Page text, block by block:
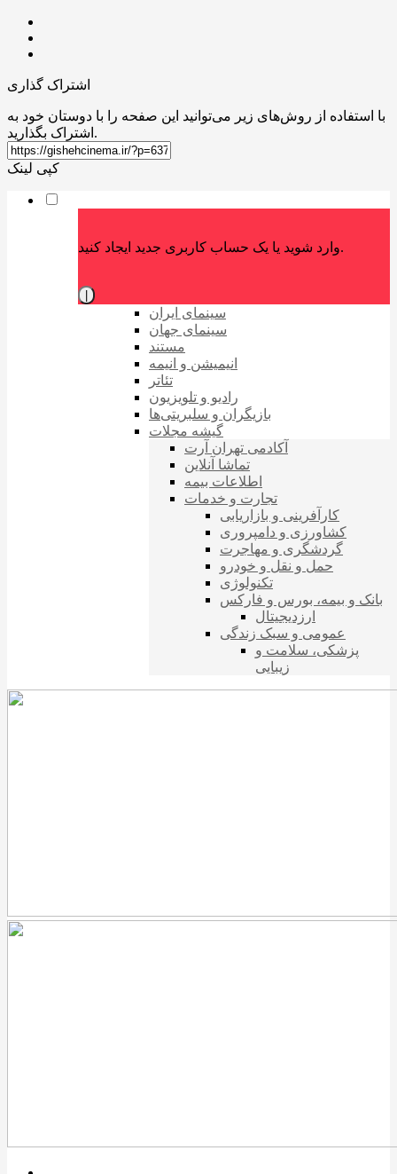
اشتراک گذاری
با استفاده از روش‌های زیر می‌توانید این صفحه را با دوستان خود به
اشتراک بگذارید.
کپی لینک
وارد شوید یا یک حساب کاربری جدید ایجاد کنید.
سینمای ایران
سینمای جهان
مستند
انیمیشن و انیمه
تئاتر
رادیو و تلویزیون
بازیگران و سلبریتی‌ها
گیشه مجلات
آکادمی تهران آرت
تماشا آنلاین
اطلاعات بیمه
تجارت و خدمات
کارآفرینی و بازاریابی
کشاورزی و دامپروری
گردشگری و مهاجرت
حمل و نقل و خودرو
تکنولوژی
بانک و بیمه، بورس و فارکس
ارزدیجیتال
عمومی و سبک زندگی
پزشکی، سلامت و
زیبایی